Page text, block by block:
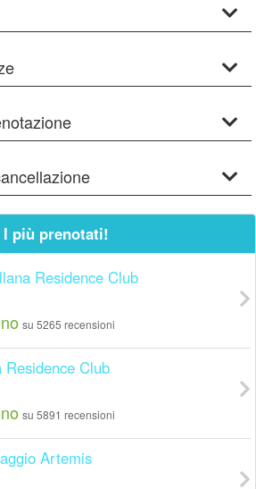
I più prenotati!
Residence Club
su 5265 recensioni
Residence Club
su 5891 recensioni
Artemis